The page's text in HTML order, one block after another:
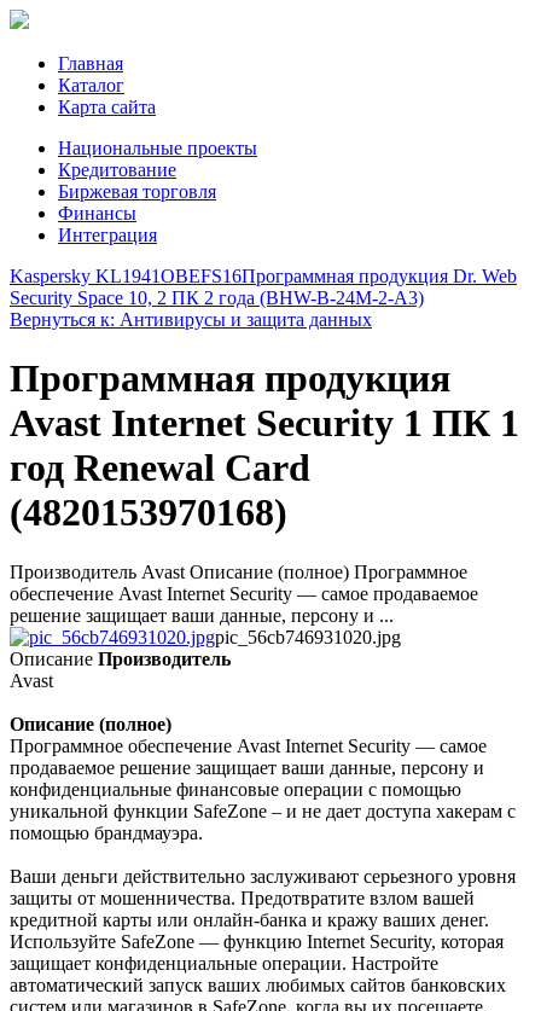
Главная
Каталог
Карта сайта
Национальные проекты
Кредитование
Биржевая торговля
Финансы
Интеграция
Kaspersky KL1941OBEFS16Программная продукция Dr. Web
Security Space 10, 2 ПК 2 года (BHW-B-24M-2-A3)
Вернуться к: Антивирусы и защита данных
Программная продукция
Avast Internet Security 1 ПК 1
год Renewal Card
(4820153970168)
Производитель Avast Описание (полное) Программное
обеспечение Avast Internet Security — самое продаваемое
решение защищает ваши данные, персону и ...
pic_56cb746931020.jpg
Описание Производитель
Avast
Описание (полное)
Программное обеспечение Avast Internet Security — самое
продаваемое решение защищает ваши данные, персону и
конфиденциальные финансовые операции с помощью
уникальной функции SafeZone – и не дает доступа хакерам с
помощью брандмауэра.
Ваши деньги действительно заслуживают серьезного уровня
защиты от мошенничества. Предотвратите взлом вашей
кредитной карты или онлайн-банка и кражу ваших денег.
Используйте SafeZone — функцию Internet Security, которая
защищает конфиденциальные операции. Настройте
автоматический запуск ваших любимых сайтов банковских
систем или магазинов в SafeZone, когда вы их посещаете,